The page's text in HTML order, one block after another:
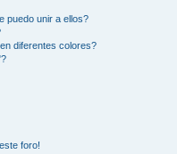
puedo unir a ellos?
diferentes colores?
foro!